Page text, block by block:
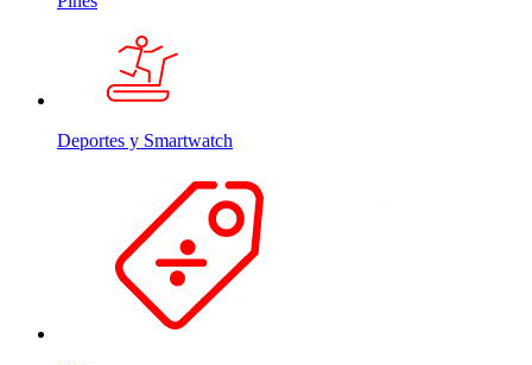
Deportes y Smartwatch